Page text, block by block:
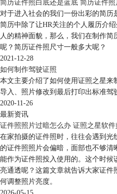
简历证件照白底还是蓝底 简历证件
对于进入社会的我们一份出彩的简
简历中除了让HR关注的个人履历介
人的精神面貌，那么，我们在制作
呢？简历证件照尺寸一般多大呢？
2021-12-28
如何制作驾驶证照
本文主要介绍了如何使用证照之星
导入、照片修改到最后打印出标准驾
2020-11-26
最新资讯
证件照照片过暗怎么办 证照之星软
在家拍摄的证件照时，往往会遇到光
的证件照照片会偏暗，面部也不够
能作为证件照投入使用的。这个时候
亮通透呢？这篇文章就告诉大家证
何调整照片亮度。